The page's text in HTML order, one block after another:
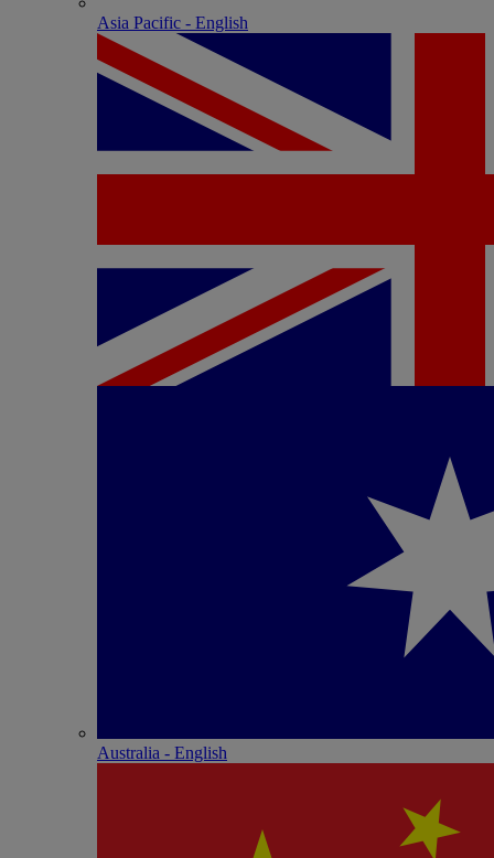
Asia Pacific - English
Australia - English